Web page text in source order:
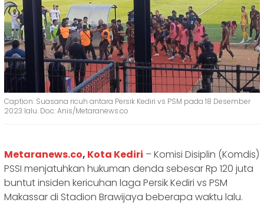
Caption: Suasana ricuh antara Persik Kediri vs PSM pada 18 Desember
2023 lalu. Doc: Anis/Metaranews.co
Metaranews.co, Kota Kediri – Komisi Disiplin (Komdis)
PSSI menjatuhkan hukuman denda sebesar Rp 120 juta
buntut insiden kericuhan laga Persik Kediri vs PSM
Makassar di Stadion Brawijaya beberapa waktu lalu.